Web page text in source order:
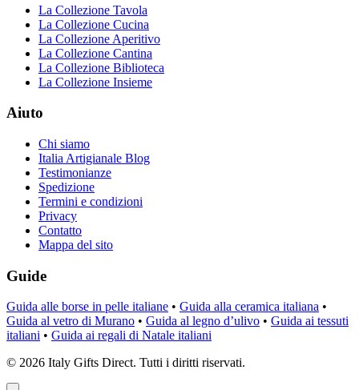
La Collezione Tavola
La Collezione Cucina
La Collezione Aperitivo
La Collezione Cantina
La Collezione Biblioteca
La Collezione Insieme
Aiuto
Chi siamo
Italia Artigianale Blog
Testimonianze
Spedizione
Termini e condizioni
Privacy
Contatto
Mappa del sito
Guide
Guida alle borse in pelle italiane • Guida alla ceramica italiana •
Guida al vetro di Murano • Guida al legno d’ulivo • Guida ai tessuti
italiani • Guida ai regali di Natale italiani
© 2026 Italy Gifts Direct. Tutti i diritti riservati.